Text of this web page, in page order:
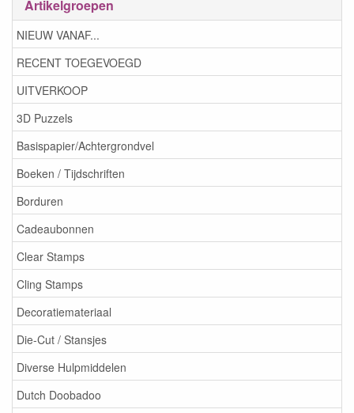
Artikelgroepen
NIEUW VANAF...
RECENT TOEGEVOEGD
UITVERKOOP
3D Puzzels
Basispapier/Achtergrondvel
Boeken / Tijdschriften
Borduren
Cadeaubonnen
Clear Stamps
Cling Stamps
Decoratiemateriaal
Die-Cut / Stansjes
Diverse Hulpmiddelen
Dutch Doobadoo